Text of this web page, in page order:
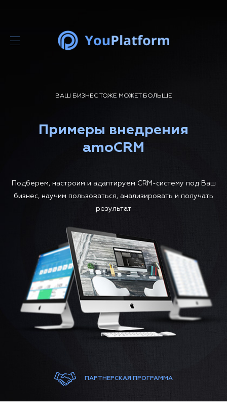
ВАШ БИЗНЕС ТОЖЕ МОЖЕТ БОЛЬШЕ
Примеры внедрения
amoCRM
Подберем, настроим и адаптируем CRM-систему под Ваш
бизнес, научим пользоваться, анализировать и получать
результат
ПАРТНЕРСКАЯ ПРОГРАММА